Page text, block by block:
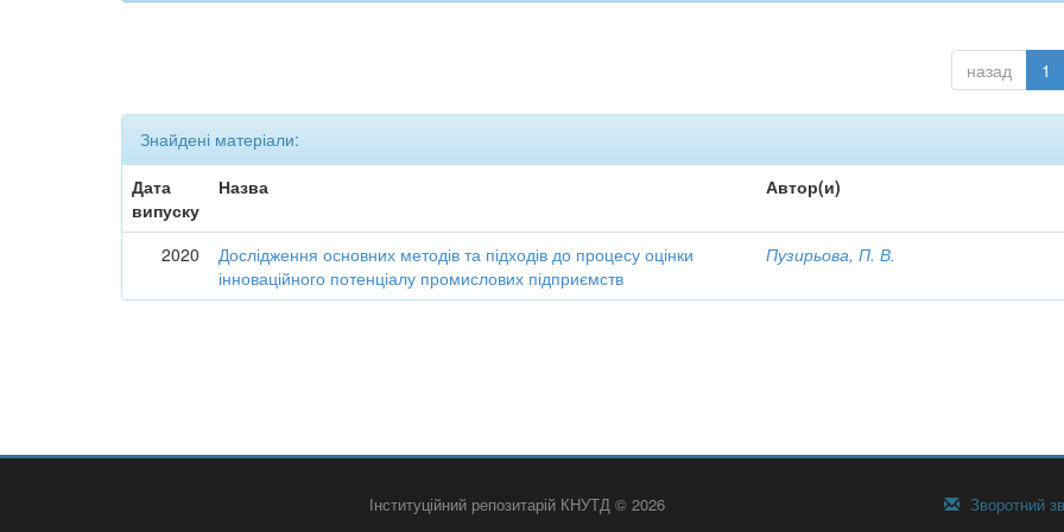
назад 1
Знайдені матеріали:
Дата
випуску
Назва Автор(и)
2020
Дослідження основних методів та підходів до процесу оцінки
інноваційного потенціалу промислових підприємств
Пузирьова, П. В.
Інституційний репозитарій КНУТД © 2026 Зворотний